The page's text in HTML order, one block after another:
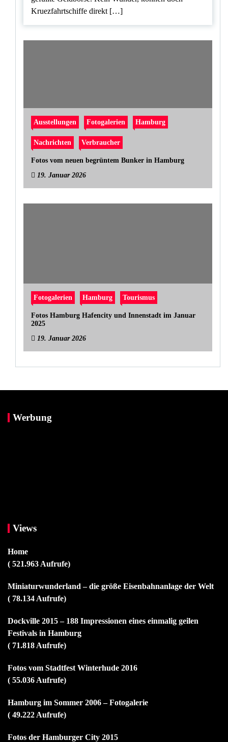
Kruezfahrtschiffe direkt […]
Ausstellungen Fotogalerien Hamburg
Nachrichten Verbraucher
Fotos vom neuen begrüntem Bunker in Hamburg
19. Januar 2026
Fotogalerien Hamburg Tourismus
Fotos Hamburg Hafencity und Innenstadt im Januar
2025
19. Januar 2026
Werbung
Views
Home
( 521.963 Aufrufe)
Miniaturwunderland – die größe Eisenbahnanlage der Welt
( 78.134 Aufrufe)
Dockville 2015 – 188 Impressionen eines einmalig geilen
Festivals in Hamburg
( 71.818 Aufrufe)
Fotos vom Stadtfest Winterhude 2016
( 55.036 Aufrufe)
Hamburg im Sommer 2006 – Fotogalerie
( 49.222 Aufrufe)
Fotos der Hamburger City 2015